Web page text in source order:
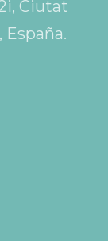
Ciutat
España.